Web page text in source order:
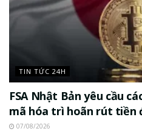
TIN TỨC 24H
FSA Nhật Bản yêu cầu
mã hóa trì hoãn rút tiền
07/08/2026